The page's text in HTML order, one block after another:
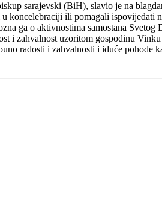
sarajevski (BiH), slavio je na
koncelebraciji ili pomagali ispovijedati
ga o aktivnostima samostana
i zahvalnost uzoritom gospodinu
radosti i zahvalnosti i iduće pohode